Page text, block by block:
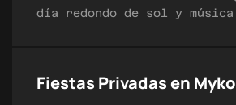
día redondo de sol y
Fiestas Privadas en